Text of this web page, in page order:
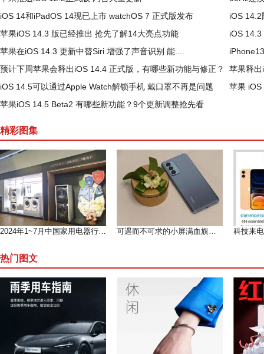
iOS 14和iPadOS 14现已上市 watchOS 7 正式版发布
iOS
苹果iOS 14.3 版已经推出 抢先了解14大亮点功能
iOS
苹果在iOS 14.3 更新中替Siri 增强了声音识别 能....
预计下周苹果会释出iOS 14.4 正式版，有哪些新功能与修正？
苹果释
iOS 14.5可以通过Apple Watch解锁手机 戴口罩不再是问题
苹果
苹果iOS 14.5 Beta2 有哪些新功能？9个更新调整抢先看
精彩图集
2024年1~7月中国家用电器行业运行形势分析（上） 可遇而不可求的小屏满血旗舰--魅族 18测评
热门图文